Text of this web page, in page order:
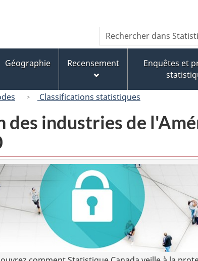
au
contenu
principal
« À
propos
de
ce
version
HTML
simplifiée
Recherche
Rechercher
dans
Canada
Géographie Recensement
Enquêtes et
Classifications statistiques
des industries de